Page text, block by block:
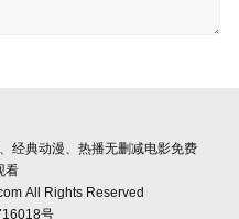
经典动漫、热播无删减电影免费
看
All Rights Reserved
号